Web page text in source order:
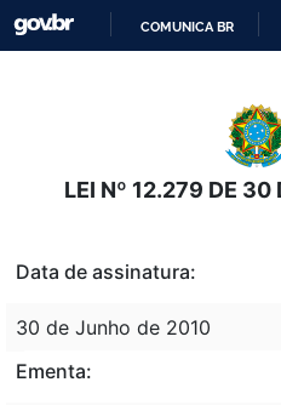
O
COMUNICA BR
LEI Nº 12.279 DE 30
Data de assinatura:
30 de Junho de 2010
Ementa: